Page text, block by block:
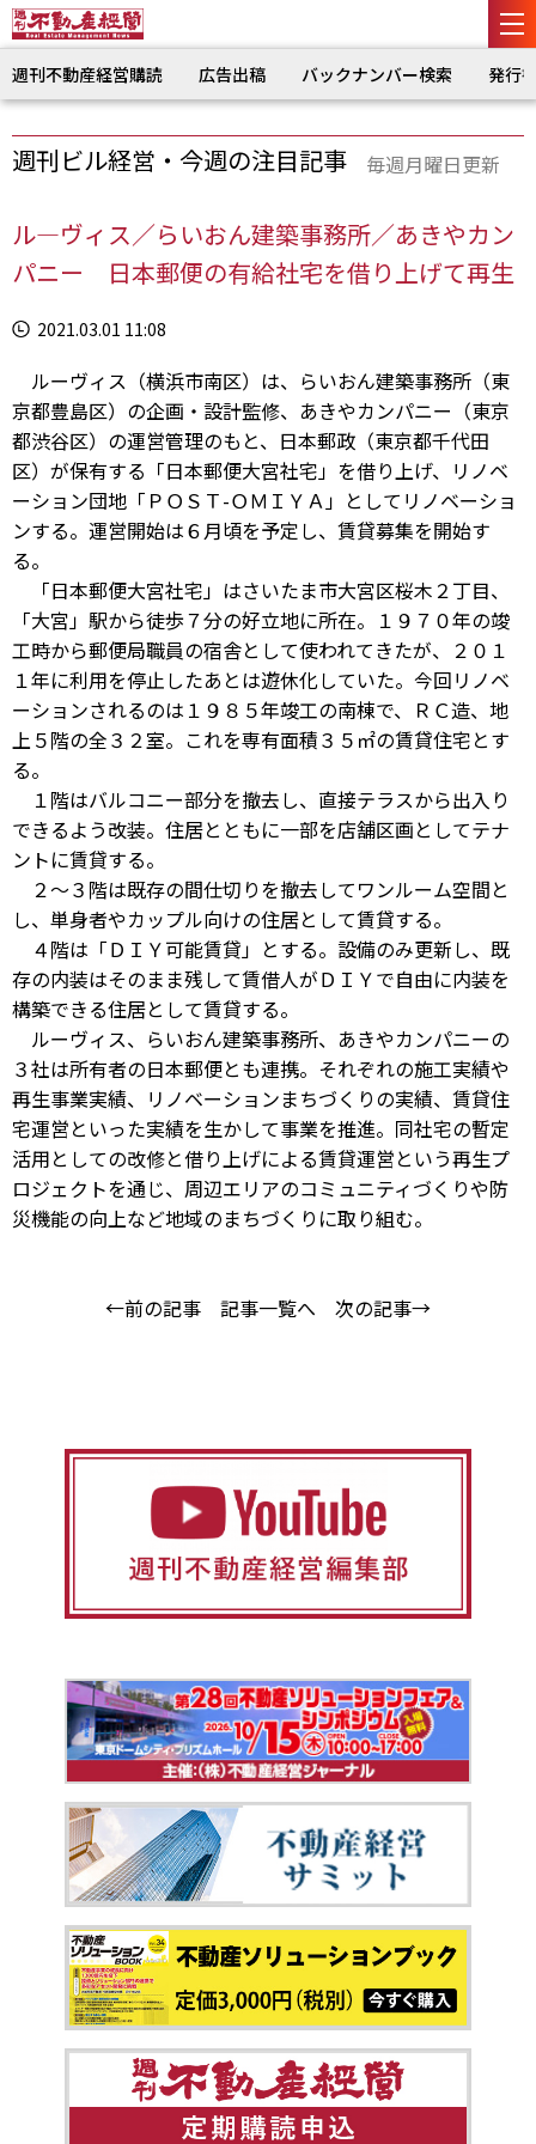
週刊不動産経営購読 広告出稿 バックナンバー検索 発行
週刊ビル経営・今週の注目記事 毎週月曜日更新
ル―ヴィス／らいおん建築事務所／あきやカン
パニー 日本郵便の有給社宅を借り上げて再生
2021.03.01 11:08
ルーヴィス（横浜市南区）は、らいおん建築事務所（東
京都豊島区）の企画・設計監修、あきやカンパニー（東京
都渋谷区）の運営管理のもと、日本郵政（東京都千代田
区）が保有する「日本郵便大宮社宅」を借り上げ、リノベ
ーション団地「ＰＯＳＴ-ＯＭＩＹＡ」としてリノベーショ
ンする。運営開始は６月頃を予定し、賃貸募集を開始す
る。
「日本郵便大宮社宅」はさいたま市大宮区桜木２丁目、
「大宮」駅から徒歩７分の好立地に所在。１９７０年の竣
工時から郵便局職員の宿舎として使われてきたが、２０１
１年に利用を停止したあとは遊休化していた。今回リノベ
ーションされるのは１９８５年竣工の南棟で、ＲＣ造、地
上５階の全３２室。これを専有面積３５㎡の賃貸住宅とす
る。
１階はバルコニー部分を撤去し、直接テラスから出入り
できるよう改装。住居とともに一部を店舗区画としてテナ
ントに賃貸する。
２～３階は既存の間仕切りを撤去してワンルーム空間と
し、単身者やカップル向けの住居として賃貸する。
４階は「ＤＩＹ可能賃貸」とする。設備のみ更新し、既
存の内装はそのまま残して賃借人がＤＩＹで自由に内装を
構築できる住居として賃貸する。
ルーヴィス、らいおん建築事務所、あきやカンパニーの
３社は所有者の日本郵便とも連携。それぞれの施工実績や
再生事業実績、リノベーションまちづくりの実績、賃貸住
宅運営といった実績を生かして事業を推進。同社宅の暫定
活用としての改修と借り上げによる賃貸運営という再生プ
ロジェクトを通じ、周辺エリアのコミュニティづくりや防
災機能の向上など地域のまちづくりに取り組む。
←前の記事 記事一覧へ 次の記事→